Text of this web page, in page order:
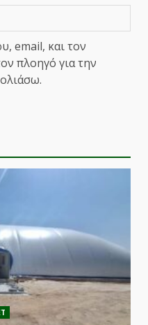
email, και τον
πλοηγό για την